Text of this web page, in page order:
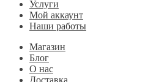
Услуги
Мой аккаунт
Наши работы
Магазин
Блог
О нас
Доставка